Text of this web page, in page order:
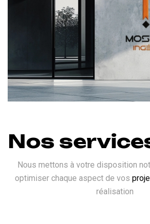
Nos
Nous mettons à votre disposition
optimiser chaque aspect de vos
réalisation